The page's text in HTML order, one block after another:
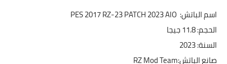
اسم الباتش: PES 2017 RZ-23 PATCH 2023 AIO
الحجم: 11.8 جيجا
السنة: 2023
صانع الباتش:RZ Mod Team